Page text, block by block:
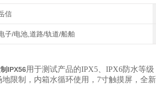
信
子/电池,道路/轨道/船舶
IPX56用于测试产品的IPX5、IPX6防水等
限制，内箱水循环使用，7寸触摸屏，全